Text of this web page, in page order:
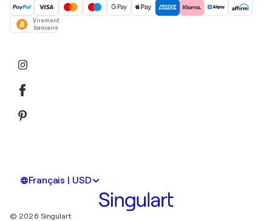
Virement
bancaire
Français | USD
© 2026 Singulart